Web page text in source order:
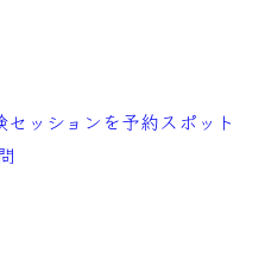
セッションを予約スポット